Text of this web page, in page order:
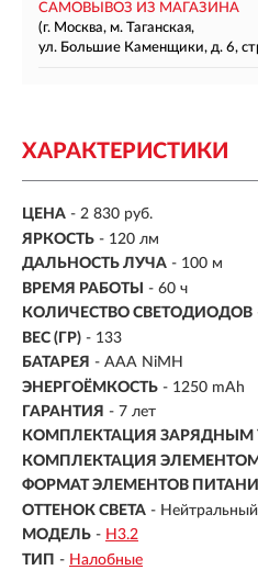
САМОВЫВОЗ ИЗ МАГАЗИНА
(г. Москва, м. Таганская,
ул. Большие Каменщики, д. 6,
ХАРАКТЕРИСТИКИ
ЦЕНА - 2 830 руб.
ЯРКОСТЬ - 120 лм
ДАЛЬНОСТЬ ЛУЧА - 100 м
ВРЕМЯ РАБОТЫ
- 60 ч
КОЛИЧЕСТВО СВЕТОДИОДОВ
ВЕС (ГР) - 133
БАТАРЕЯ - AAA NiMH
ЭНЕРГОЁМКОСТЬ - 1250 mAh
ГАРАНТИЯ - 7 лет
КОМПЛЕКТАЦИЯ ЗАРЯДНЫМ
КОМПЛЕКТАЦИЯ
ФОРМАТ ЭЛЕМЕНТОВ
ОТТЕНОК СВЕТА -
МОДЕЛЬ - H3.2
ТИП - Налобные